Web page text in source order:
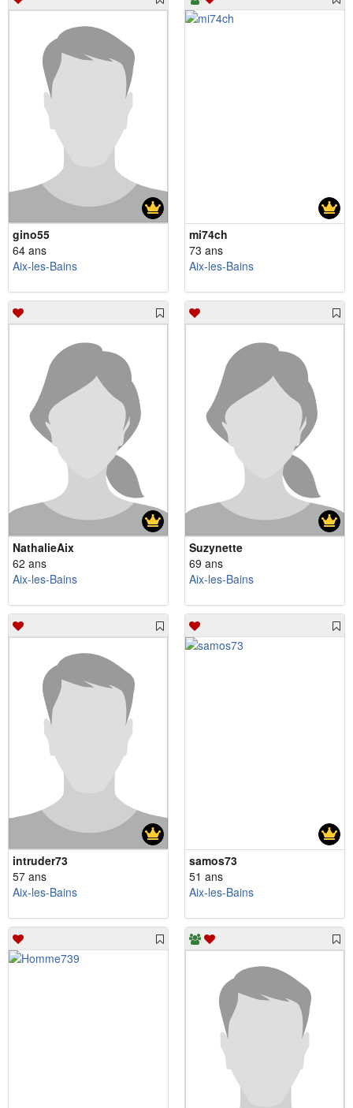
gino55
64 ans
Aix-les-Bains
mi74ch
73 ans
Aix-les-Bains
NathalieAix
62 ans
Aix-les-Bains
Suzynette
69 ans
Aix-les-Bains
intruder73
57 ans
Aix-les-Bains
samos73
51 ans
Aix-les-Bains